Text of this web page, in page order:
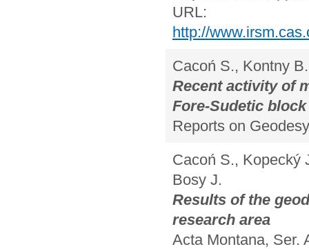
URL:
http://
Cacoń S., Kontny
Recent activity of
Fore-Sudetic block
Reports on
Cacoń S., Kopecký
Bosy J.
Results of the
research area
Acta Montana, Ser.